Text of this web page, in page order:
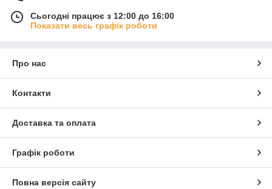
Сьогодні працює з 12:00 до 16:00
Показати весь графік роботи
Про нас
Контакти
Доставка та оплата
Графік роботи
Повна версія сайту